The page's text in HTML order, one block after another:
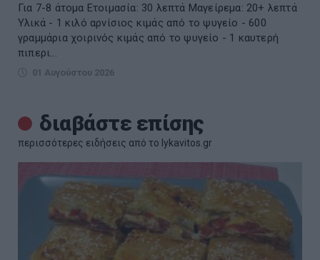
Για 7-8 άτομα Ετοιμασία: 30 λεπτά Μαγείρεμα: 20+ λεπτά
Υλικά - 1 κιλό αρνίσιος κιμάς από το ψυγείο - 600
γραμμάρια χοιρινός κιμάς από το ψυγείο - 1 καυτερή
πιπερι...
01 Αυγούστου 2026
διαβάστε επίσης
περισσότερες ειδήσεις από το lykavitos.gr